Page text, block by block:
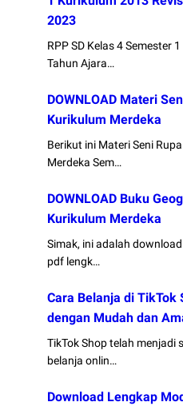
2023
RPP SD Kelas 4 Semester
Tahun Ajara…
DOWNLOAD Materi
Kurikulum Merdeka
Berikut ini Materi Seni
Merdeka Sem…
DOWNLOAD Buku
Kurikulum Merdeka
Simak, ini adalah
pdf lengk…
Cara Belanja di TikTok
dengan Mudah dan
TikTok Shop telah menjadi
belanja onlin…
Download Lengkap